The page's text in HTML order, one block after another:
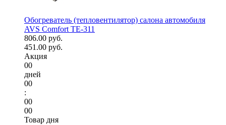
Обогреватель (тепловентилятор) салона автомобиля
AVS Comfort TE-311
806.00 руб.
451.00 руб.
Акция
00
дней
00
:
00
00
Товар дня